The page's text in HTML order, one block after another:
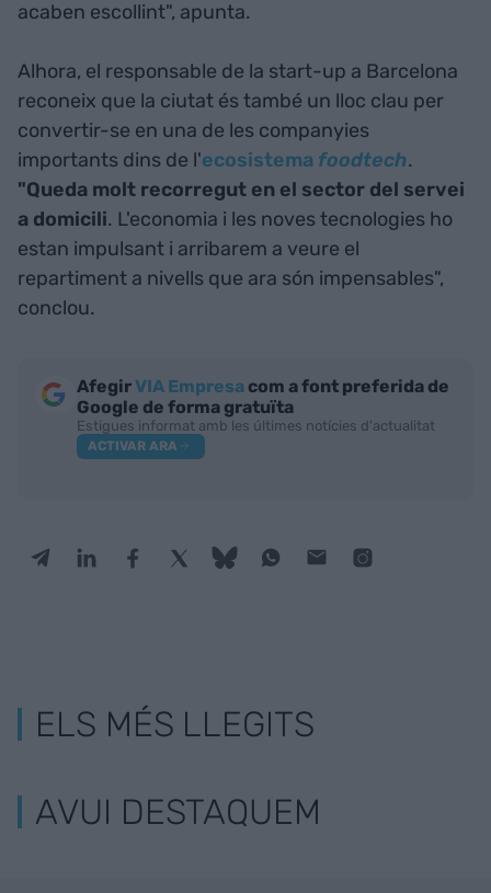
acaben escollint", apunta.
Alhora, el responsable de la start-up a Barcelona
reconeix que la ciutat és també un lloc clau per
convertir-se en una de les companyies
importants dins de l'ecosistema foodtech.
"Queda molt recorregut en el sector del servei
a domicili. L'economia i les noves tecnologies ho
estan impulsant i arribarem a veure el
repartiment a nivells que ara són impensables",
conclou.
AfegirVIA Empresa com a font preferida de
Google de forma gratuïta
Estigues informat amb les últimes notícies d'actualitat
ACTIVAR ARA
ELS MÉS LLEGITS
AVUI DESTAQUEM